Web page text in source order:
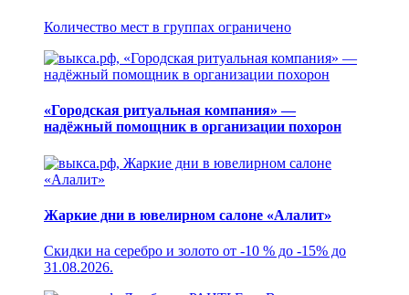
Количество мест в группах ограничено
«Городская ритуальная компания» —
надёжный помощник в организации похорон
Жаркие дни в ювелирном салоне «Алалит»
Скидки на серебро и золото от -10 % до -15% до
31.08.2026.